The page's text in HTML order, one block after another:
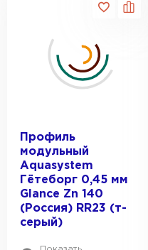
0.45
ШИРИНА, ММ:
125
22
24
30
POKRYTIYA:
26
27
ДЛИНА, ММ:
350
Профиль
модульный
Aquasystem
Гётеборг 0,45 мм
Glance Zn 140
(Россия) RR23 (т-
серый)